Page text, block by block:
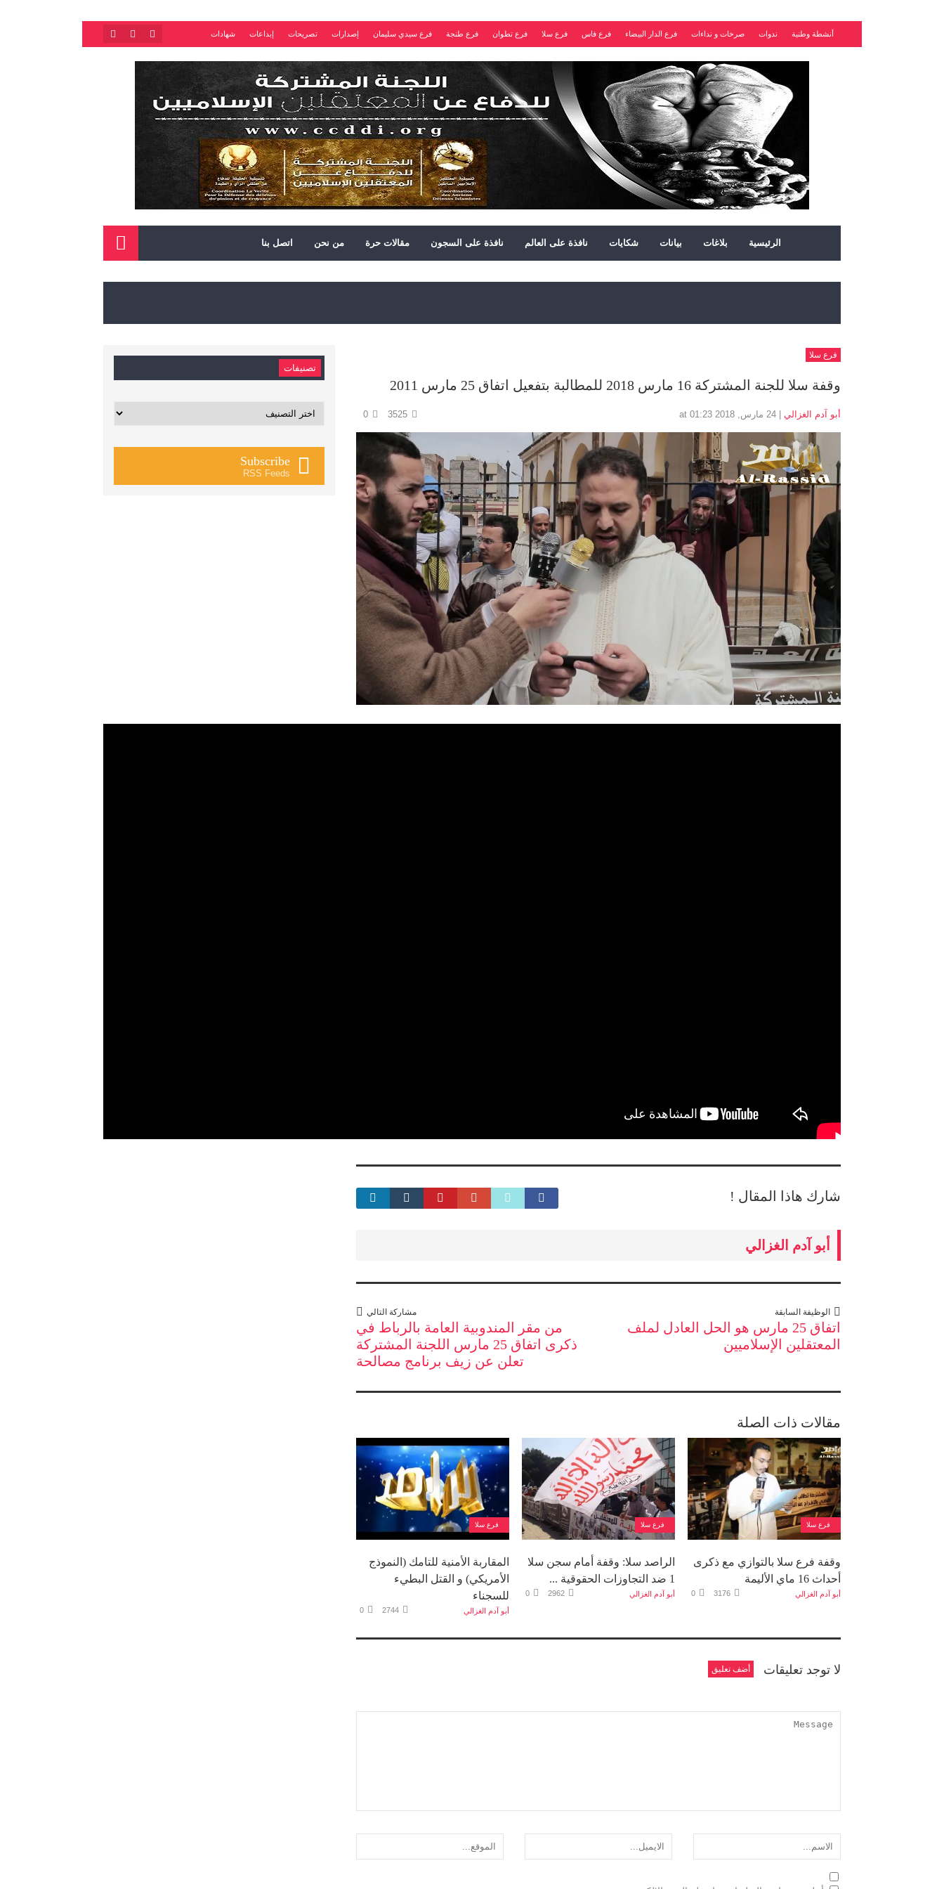
أنشطة وطنية ندوات صرخات و نداءات فرع الدار البيضاء فرع فاس فرع سلا فرع تطوان فرع طنجة فرع سيدي سليمان إصدارات تصريحات إبداعات شهادات
الرئيسية بلاغات بيانات شكايات نافذة على العالم نافذة على السجون مقالات حرة من نحن اتصل بنا
فرع سلا
وقفة سلا للجنة المشتركة 16 مارس 2018 للمطالبة بتفعيل اتفاق 25 مارس 2011
أبو آدم الغزالي 0
شارك هاذا المقال !
أبو آدم الغزالي
الوظيفة السابقة
اتفاق 25 مارس هو الحل العادل لملف
المعتقلين الإسلاميين
مشاركة التالي
من مقر المندوبية العامة بالرباط في
ذكرى اتفاق 25 مارس اللجنة المشتركة
تعلن عن زيف برنامج مصالحة
مقالات ذات الصلة
فرع سلا
وقفة فرع سلا بالتوازي مع ذكرى
أحداث 16 ماي الأليمة
أبو آدم الغزالي 0
فرع سلا
الراصد سلا: وقفة أمام سجن سلا
1 ضد التجاوزات الحقوقية ...
أبو آدم الغزالي 0
فرع سلا
المقاربة الأمنية للتامك (النموذج
الأمريكي) و القتل البطيء
للسجناء
أبو آدم الغزالي 0
لا توجد تعليقات أضف تعليق
تصنيفات
تصنيفات
Subscribe
RSS Feeds